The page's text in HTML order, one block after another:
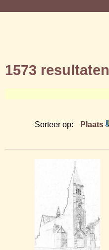
1573 resultaten
Sorteer op: Plaats